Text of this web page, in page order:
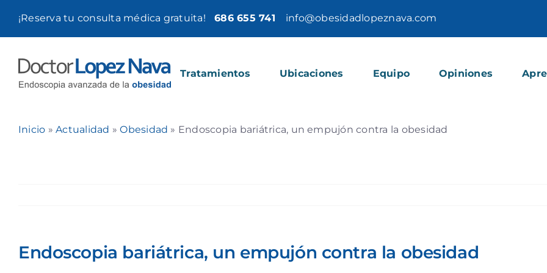
contenido
¡Reserva tu consulta médica gratuita! 686 655 741 info@obesidadlopeznava.com
Tratamientos Ubicaciones Equipo Opiniones
Inicio »Actualidad »Obesidad » Endoscopia bariátrica, un empujón contra la obesidad
Endoscopia bariátrica, un empujón contra la obesidad